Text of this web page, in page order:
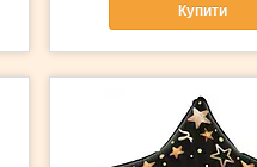
Купити